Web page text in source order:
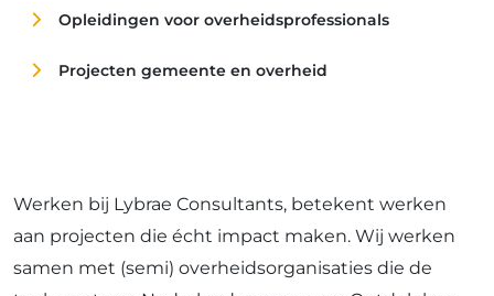
Employee benefits zoals een collectieve
Een lease auto of reiskostenvergoeding;
verbinding, kennisdeling en plezier.
Opleidingen voor overheidsprofessionals
Lybrae Academy.
Projecten gemeente en overheid
provincies
andere
overheidsdiensten
Werken bij Lybrae Consultants, betekent werken
aan projecten die écht impact maken. Wij werken
samen met (semi) overheidsorganisaties die de